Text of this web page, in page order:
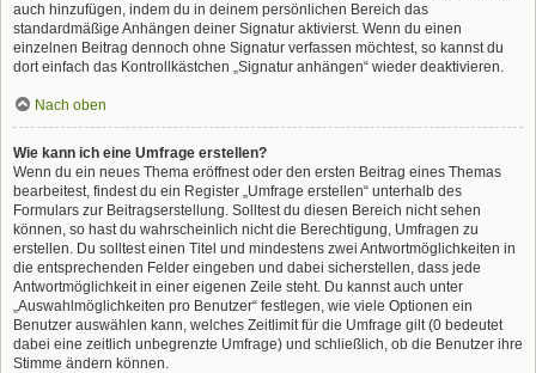
auch hinzufügen, indem du in deinem persönlichen Bereich das
standardmäßige Anhängen deiner Signatur aktivierst. Wenn du einen
einzelnen Beitrag dennoch ohne Signatur verfassen möchtest, so kannst du
dort einfach das Kontrollkästchen „Signatur anhängen“ wieder deaktivieren.
Nach oben
Wie kann ich eine Umfrage erstellen?
Wenn du ein neues Thema eröffnest oder den ersten Beitrag eines Themas
bearbeitest, findest du ein Register „Umfrage erstellen“ unterhalb des
Formulars zur Beitragserstellung. Solltest du diesen Bereich nicht sehen
können, so hast du wahrscheinlich nicht die Berechtigung, Umfragen zu
erstellen. Du solltest einen Titel und mindestens zwei Antwortmöglichkeiten in
die entsprechenden Felder eingeben und dabei sicherstellen, dass jede
Antwortmöglichkeit in einer eigenen Zeile steht. Du kannst auch unter
„Auswahlmöglichkeiten pro Benutzer“ festlegen, wie viele Optionen ein
Benutzer auswählen kann, welches Zeitlimit für die Umfrage gilt (0 bedeutet
dabei eine zeitlich unbegrenzte Umfrage) und schließlich, ob die Benutzer ihre
Stimme ändern können.